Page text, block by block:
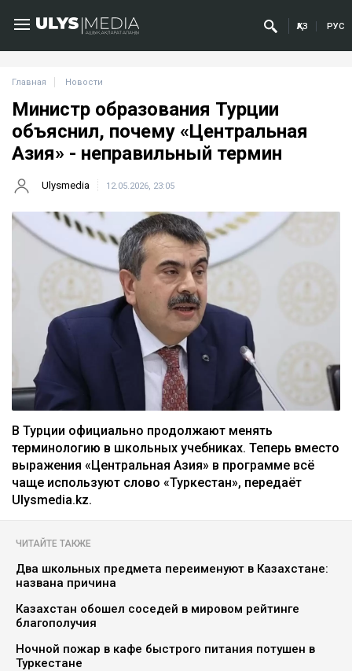
ҚАЗ РУС
Главная Новости
Министр образования Турции
объяснил, почему «Центральная
Азия» - неправильный термин
Ulysmedia 12.05.2026, 23:05
В Турции официально продолжают менять
терминологию в школьных учебниках. Теперь вместо
выражения «Центральная Азия» в программе всё
чаще используют слово «Туркестан», передаёт
Ulysmedia.kz.
ЧИТАЙТЕ ТАКЖЕ
Два школьных предмета переименуют в Казахстане:
названа причина
Казахстан обошел соседей в мировом рейтинге
благополучия
Ночной пожар в кафе быстрого питания потушен в
Туркестане